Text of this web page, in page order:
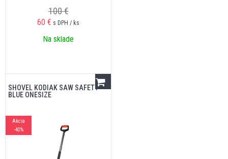
100 €
60 € s DPH / ks
Na sklade
SHOVEL KODIAK SAW SAFETY
BLUE ONESIZE
Akcia
-40%